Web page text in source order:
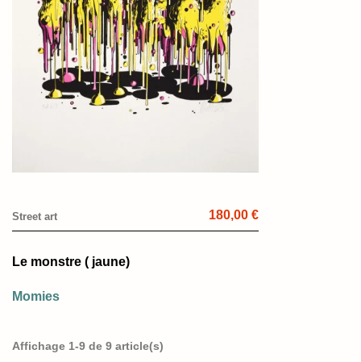
Street art 180,00 €
Le monstre ( jaune)
Momies
Affichage 1-9 de 9 article(s)